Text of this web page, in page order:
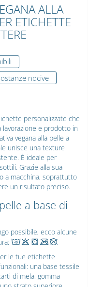
ALLA
ETICHETTE
nocive
personalizzate che
e prodotto in
vegana alla pelle a
unisce una texture
È ideale per
Grazie alla sua
a macchina, soprattutto
un risultato preciso.
a base di
possibile, ecco alcune
le tue etichette
una base tessile
di mela, gomma